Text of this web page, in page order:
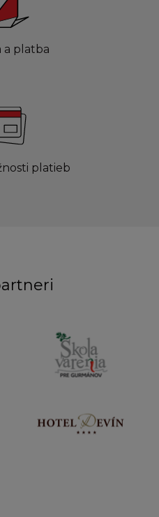
a platba
platieb